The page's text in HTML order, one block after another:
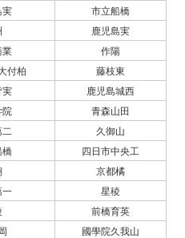
実
市立船橋
鹿児島実
業
作陽
付柏
藤枝東
実
鹿児島城西
院
青森山田
久御山
橋
四日市中央工
京都橘
一
星稜
前橋育英
國學院久我山